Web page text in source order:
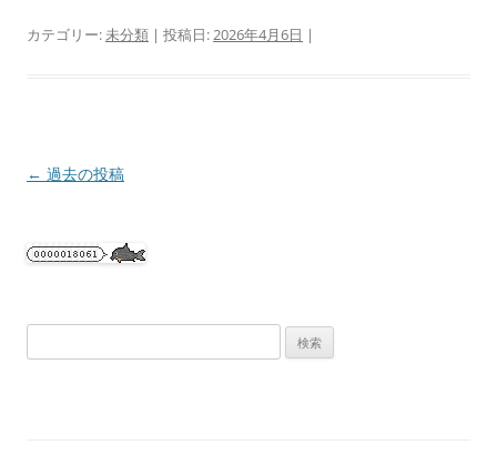
カテゴリー:未分類 | 投稿日:2026年4月6日 |
投
ビ
ー
シ
← 過去の投稿
索: